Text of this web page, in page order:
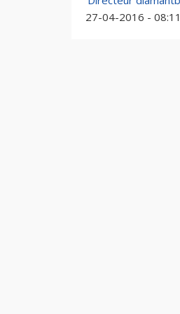
27-04-2016 - 08:11